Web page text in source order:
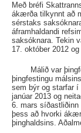
Með bréfi
ákærða tilkynnt að
sérstaks
áframhaldandi
saksóknara. Tekin
17. október 2012
Málið var
þingfestingu
sem býr og starfar
janúar 2013 og
6. mars síðastliðinn
þess að hvorki
þinghaldsins.